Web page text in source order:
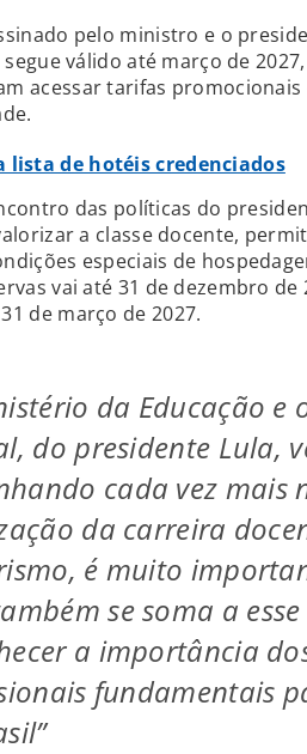
pelo ministro e o
válido até março de
acessar tarifas
lista de hotéis credenciados
das políticas do
a classe docente,
especiais de
vai até 31 de dezembro de
de março de 2027.
da Educação e
do presidente Lula,
cada vez mais
da carreira
é muito
se soma a
a importância
fundamentais